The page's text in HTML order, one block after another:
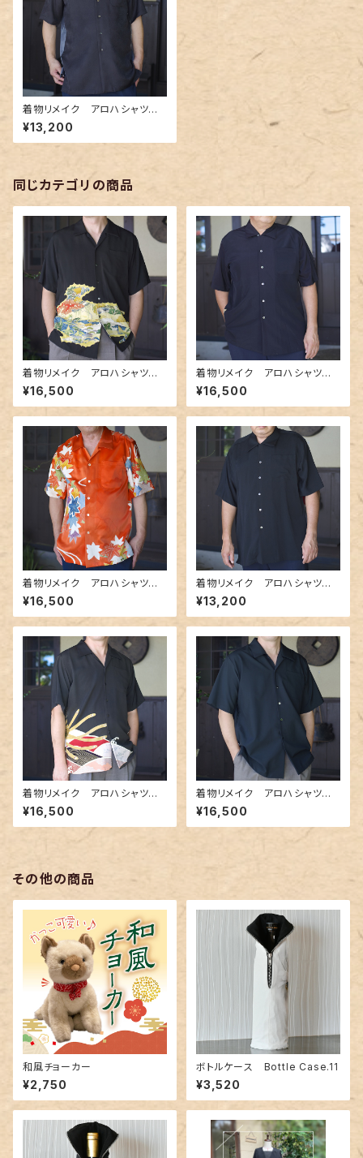
着物リメイク アロハシャツ A
loha-shirts.16
¥13,200
同じカテゴリの商品
着物リメイク アロハシャツ A
loha-shirts.6
¥16,500
着物リメイク アロハシャツ A
loha-shirts.9
¥16,500
着物リメイク アロハシャツ A
loha-shirts.016
¥16,500
着物リメイク アロハシャツ A
loha-shirts.017
¥13,200
着物リメイク アロハシャツ A
loha-shirts.12
¥16,500
着物リメイク アロハシャツ A
loha-shirts.8
¥16,500
その他の商品
和風チョーカー
¥2,750
ボトルケース Bottle Case.11
¥3,520